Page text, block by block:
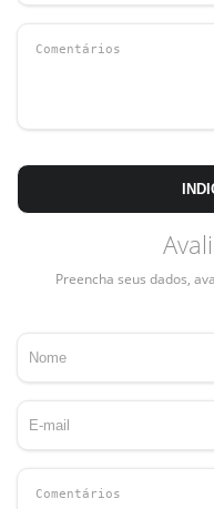
Preencha seus dados,